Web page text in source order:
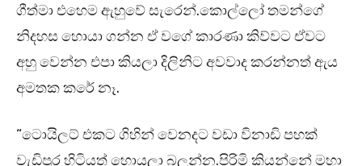
ගීත්මා එහෙම ඇහුවේ සැරෙන්.කොල්ලෝ තමන්ගේ
නිදහස හොයා ගන්න ඒ වගේ කාරණා කිව්වට ඒවට
අහු වෙන්න එපා කියලා දිලිනිට අවවාද කරන්නත් ඇය
අමතක කරේ නෑ.
“ටොයිලට් එකට ගිහින් වෙනදට වඩා විනාඩි පහක්
වැඩිපුර හිටියත් හොයලා බලන්න.පිරිමි කියන්නේ මහා